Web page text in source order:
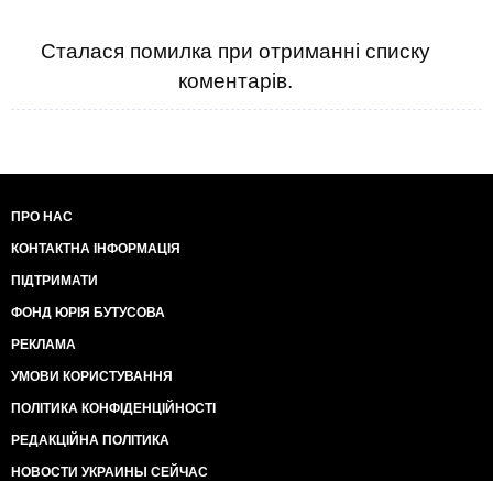
Сталася помилка при отриманні списку
коментарів.
ПРО НАС
КОНТАКТНА ІНФОРМАЦІЯ
ПІДТРИМАТИ
ФОНД ЮРІЯ БУТУСОВА
РЕКЛАМА
УМОВИ КОРИСТУВАННЯ
ПОЛІТИКА КОНФІДЕНЦІЙНОСТІ
РЕДАКЦІЙНА ПОЛІТИКА
НОВОСТИ УКРАИНЫ СЕЙЧАС